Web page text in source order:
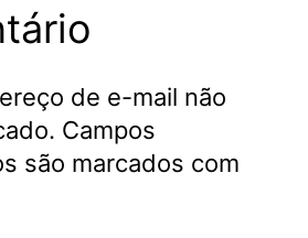
de e-mail não
Campos
são marcados com